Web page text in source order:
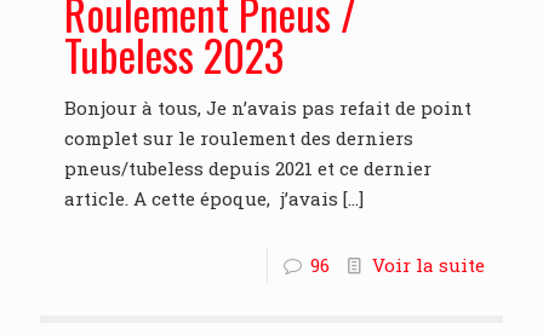
Roulement Pneus /
Tubeless 2023
Bonjour à tous, Je n’avais pas refait de point
complet sur le roulement des derniers
pneus/tubeless depuis 2021 et ce dernier
article. A cette époque, j’avais […]
96 Voir la suite